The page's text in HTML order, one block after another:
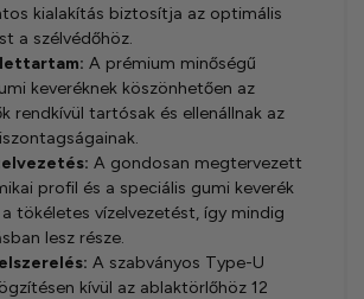
kialakítás biztosítja az optimális
a szélvédőhöz.
A prémium minőségű
keveréknek köszönhetően az
rendkívül tartósak és ellenállnak az
A gondosan megtervezett
profil és a speciális gumi keverék
tökéletes vízelvezetést, így mindig
lesz része.
A szabványos Type-U
kívül az ablaktörlőhöz 12